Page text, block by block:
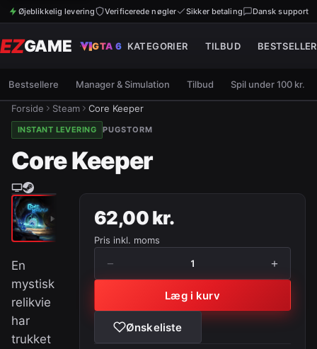
Øjeblikkelig levering Verificerede nøgler Sikker betaling Dansk support
EZGAME GTA 6 KATEGORIER TILBUD
Bestsellere Manager & Simulation Tilbud Spil under 100 kr.
Forside Steam Core Keeper
INSTANT LEVERING PUGSTORM
Core Keeper
En
mystisk
relikvie
har
trukket
62,00 kr.
Pris inkl. moms
− 1 +
Læg i kurv
Ønskeliste